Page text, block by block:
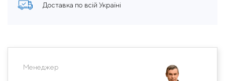
Доставка по всій Україні
Менеджер